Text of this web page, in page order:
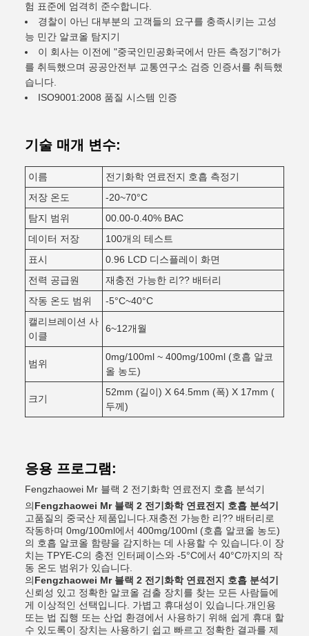
험 표준에 엄격히 준수합니다.
경찰이 아닌 대부분의 고객들의 요구를 충족시키는 고성
능 민간 알코올 탐지기
이 회사는 이전에 "중국인민공화국에서 만든 측정기"허가
를 취득했으며 공공안전부 교통연구소 검증 인증서를 취득했
습니다.
ISO9001:2008 품질 시스템 인증
기술 매개 변수:
이름
전기화학 연료전지 호흡 측정기
저장 온도
-20~70°C
탐지 범위
00.00-0.40% BAC
데이터 저장
100개의 테스트
표시
0.96 LCD 디스플레이 화면
전력 공급원
재충전 가능한 리?? 배터리
작동 온도 범위
-5°C~40°C
캘리브레이션 사
이클
6~12개월
범위
0mg/100ml ~ 400mg/100ml (호흡 알코
올 농도)
크기
52mm (길이) X 64.5mm (폭) X 17mm (
두께)
응용 프로그램:
Fengzhaowei Mr 블랙 2 전기화학 연료전지 호흡 분석기
의Fengzhaowei Mr 블랙 2 전기화학 연료전지 호흡 분석기
고품질의 중국산 제품입니다.재충전 가능한 리?? 배터리로
작동하며 0mg/100ml에서 400mg/100ml (호흡 알코올 농도)
의 호흡 알코올 함량을 감지하는 데 사용할 수 있습니다.이 장
치는 TPYE-C의 충전 인터페이스와 -5°C에서 40°C까지의 작
동 온도 범위가 있습니다.
의Fengzhaowei Mr 블랙 2 전기화학 연료전지 호흡 분석기
신뢰성 있고 정확한 알코올 검출 장치를 찾는 모든 사람들에
게 이상적인 선택입니다. 가볍고 휴대성이 있습니다.개인용
또는 법 집행 또는 산업 환경에서 사용하기 위해 쉽게 휴대 할
수 있도록이 장치는 사용하기 쉽고 빠르고 정확한 결과를 제